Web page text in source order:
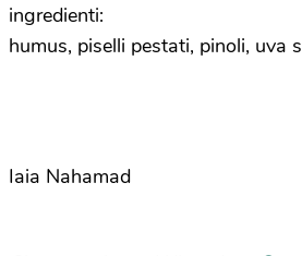
ingredienti:
humus, piselli pestati, pinoli, uva
Iaia Nahamad